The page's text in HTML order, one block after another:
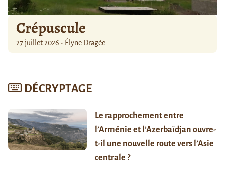
Crépuscule
27 juillet 2026 - Élyne Dragée
DÉCRYPTAGE
Le rapprochement entre
l’Arménie et l’Azerbaïdjan ouvre-
t-il une nouvelle route vers l’Asie
centrale ?